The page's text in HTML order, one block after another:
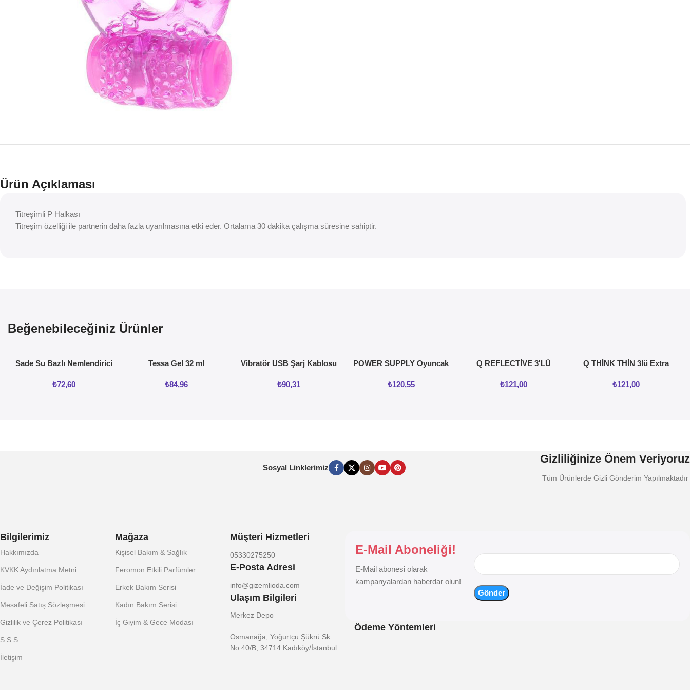
Ürün Açıklaması
Titreşimli P Halkası
Titreşim özelliği ile partnerin daha fazla uyarılmasına etki eder. Ortalama 30 dakika çalışma süresine sahiptir.
Beğenebileceğiniz Ürünler
Sade Su Bazlı Nemlendirici
₺72,60
Tessa Gel 32 ml
₺84,96
Vibratör USB Şarj Kablosu
₺90,31
POWER SUPPLY Oyuncak
₺120,55
Q REFLECTİVE 3'LÜ
PREZERVATİF
₺121,00
Q THİNK THİN 3lü Extra
₺121,00
Sosyal Linklerimiz
Gizliliğinize Önem Veriyoruz
Tüm Ürünlerde Gizli Gönderim Yapılmaktadır
Bilgilerimiz
Hakkımızda
KVKK Aydınlatma Metni
İade ve Değişim Politikası
Mesafeli Satış Sözleşmesi
Gizlilik ve Çerez Politikası
S.S.S
İletişim
Mağaza
Kişisel Bakım & Sağlık
Feromon Etkili Parfümler
Erkek Bakım Serisi
Kadın Bakım Serisi
İç Giyim & Gece Modası
Müşteri Hizmetleri
05330275250
E-Posta Adresi
info@gizemlioda.com
Ulaşım Bilgileri
Merkez Depo
Osmanağa, Yoğurtçu Şükrü Sk.
No:40/B, 34714 Kadıköy/İstanbul
E-Mail Aboneliği!
E-Mail abonesi olarak
kampanyalardan haberdar olun!
Ödeme Yöntemleri